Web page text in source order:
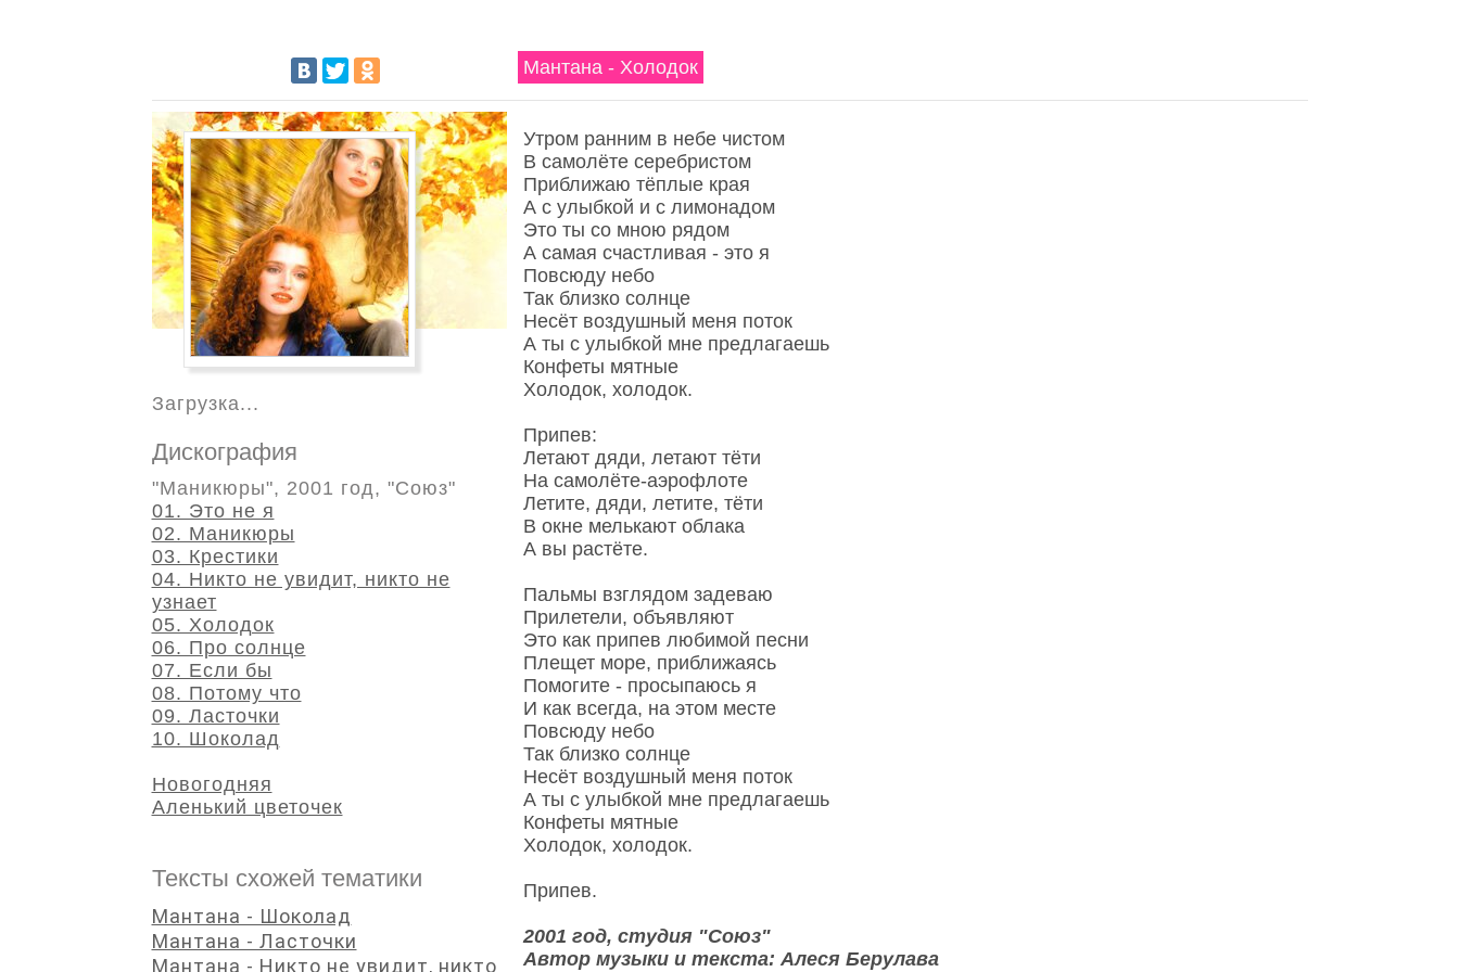
Мантана - Холодок
Утром ранним в небе чистом
В самолёте серебристом
Приближаю тёплые края
А с улыбкой и с лимонадом
Это ты со мною рядом
А самая счастливая - это я
Повсюду небо
Так близко солнце
Несёт воздушный меня поток
А ты с улыбкой мне предлагаешь
Конфеты мятные
Холодок, холодок.
Припев:
Летают дяди, летают тёти
На самолёте-аэрофлоте
Летите, дяди, летите, тёти
В окне мелькают облака
А вы растёте.
Пальмы взглядом задеваю
Прилетели, объявляют
Это как припев любимой песни
Плещет море, приближаясь
Помогите - просыпаюсь я
И как всегда, на этом месте
Повсюду небо
Так близко солнце
Несёт воздушный меня поток
А ты с улыбкой мне предлагаешь
Конфеты мятные
Холодок, холодок.
Припев.
2001 год, студия "Союз"
Автор музыки и текста: Алеся Берулава
Загрузка...
Дискография
"Маникюры", 2001 год, "Союз"
01. Это не я
02. Маникюры
03. Крестики
04. Никто не увидит, никто не
узнает
05. Холодок
06. Про солнце
07. Если бы
08. Потому что
09. Ласточки
10. Шоколад
Новогодняя
Аленький цветочек
Тексты схожей тематики
Мантана - Шоколад
Мантана - Ласточки
Мантана - Никто не увидит, никто